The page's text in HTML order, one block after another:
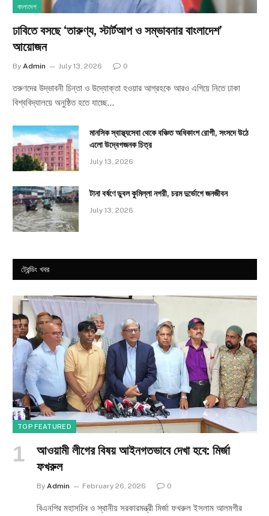
বাংলাদেশ
ঢাবিতে বসছে ‘তারুণ্য, স্টার্টআপ ও সম্ভাবনার বাংলাদেশ’
আয়োজন
By Admin July 13, 2026 0
তরুণদের উদ্ভাবনী চিন্তা ও উদ্যোক্তা হওয়ার আগ্রহকে আরও এগিয়ে নিতে ঢাকা
বিশ্ববিদ্যালয়ে অনুষ্ঠিত হতে যাচ্ছে…
মানসিক স্বাস্থ্যসেবা থেকে বঞ্চিত অধিকাংশ রোগী, সংসদে উঠে
এলো উদ্বেগজনক চিত্র
July 13, 2026
টানা বর্ষণে ডুবল কুমিল্লা নগরী, চরম দুর্ভোগে জনজীবন
July 13, 2026
ট্রেন্ডিং খবর
TOP FEATURED
আওয়ামী লীগের বিষয় আইনগতভাবে দেখা হবে: মির্জা
ফখরুল
By Admin February 26, 2026 0
বিএনপির মহাসচিব ও স্থানীয় সরকারমন্ত্রী মির্জা ফখরুল ইসলাম আলমগীর